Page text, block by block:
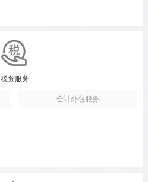
税务服务
会计外包服务